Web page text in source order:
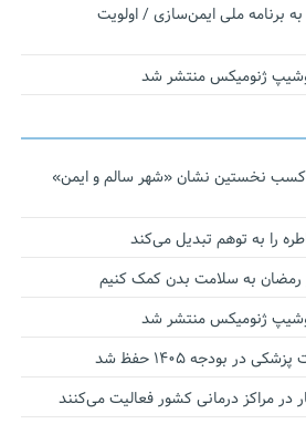
بررسی ورود واکسن HPV به برنامه ملی ایمن‌سازی / اولویت
ژنومیکس منتشر شد
کسب نخستین نشان «شهر سالم و ایمن»
را به توهم تبدیل می‌کند
رمضان به سلامت بدن کمک کنیم
ژنومیکس منتشر شد
در بودجه ۱۴۰۵ حفظ شد